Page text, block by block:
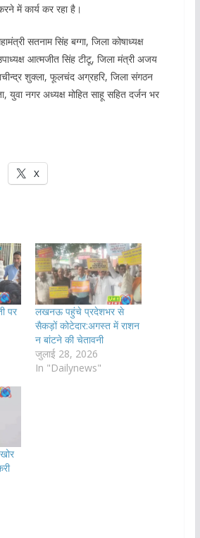
में कार्य कर रहा है।
सतनाम सिंह बग्गा, जिला कोषाध्यक्ष
आत्मजीत सिंह टीटू, जिला मंत्री अजय
शुक्ला, फूलचंद अग्रहरि, जिला संगठन
युवा नगर अध्यक्ष मोहित साहू सहित दर्जन भर
X
पर
लखनऊ पहुंचे प्रदेशभर से
सैकड़ों कोटेदार:अगस्त में राशन
न बांटने की चेतावनी
जुलाई 28, 2026
In "Dailynews"